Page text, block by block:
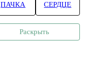
ПАЧКА СЕРДЦЕ
Раскрыть